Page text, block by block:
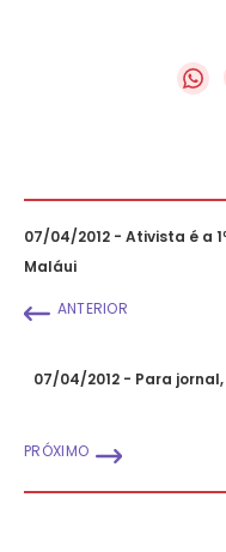
07/04/2012 - Ativista é a
Maláui
ANTERIOR
07/04/2012 - Para
PRÓXIMO